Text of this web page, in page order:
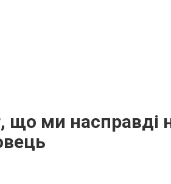
що ми насправді